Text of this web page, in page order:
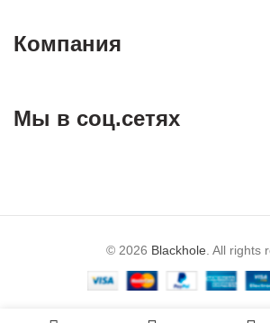
Компания
Мы в соц.сетях
© 2026 Blackhole . All rights